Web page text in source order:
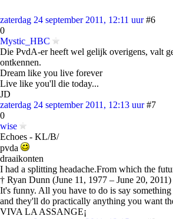
zaterdag 24 september 2011, 12:11 uur #6
0
Mystic_HBC
Die PvdA-er heeft wel gelijk overigens, valt
ontkennen.
Dream like you live forever
Live like you'll die today...
JD
zaterdag 24 september 2011, 12:13 uur #7
0
wise
Echoes - KL/B/
pvda
draaikonten
I had a splitting headache.From which the
† Ryan Dunn (June 11, 1977 – June 20, 2011)
It's funny. All you have to do is say
and they'll do practically anything you want
VIVA LA ASSANGE¡